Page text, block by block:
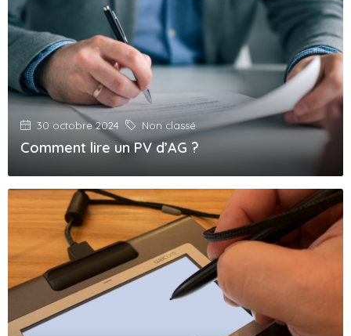
30 octobre 2024 Non classé
Comment lire un PV d’AG ?